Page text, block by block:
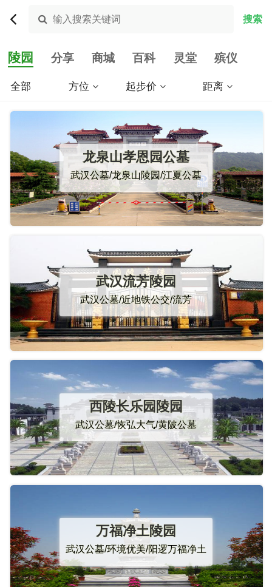
陵园大全 公众平台
陵园 分享 商城 百科 灵堂 殡仪
全部 方位 起步价 距离
龙泉山孝恩园公墓
武汉公墓/龙泉山陵园/江夏公墓
武汉流芳陵园
武汉公墓/近地铁公交/流芳
西陵长乐园陵园
武汉公墓/恢弘大气/黄陂公墓
万福净土陵园
武汉公墓/环境优美/阳逻万福净土